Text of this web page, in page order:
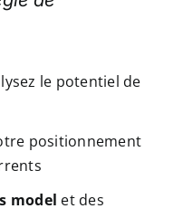
le potentiel de
positionnement
model et des